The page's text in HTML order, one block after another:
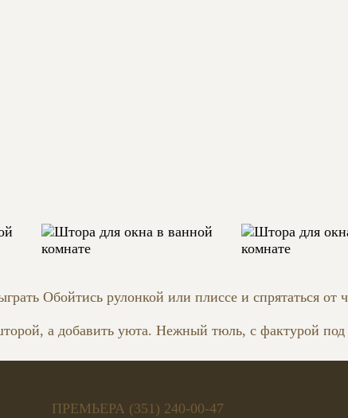
Обойтись рулонкой или плиссе и спрятаться от
а добавить уюта. Нежный тюль, с фактурой под
ПРЕМЬЕРА (351) 240-00-47